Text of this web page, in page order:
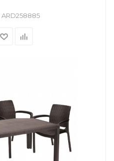
ARD258885